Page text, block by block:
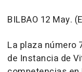
BILBAO 12 May.
La plaza número
de Instancia de